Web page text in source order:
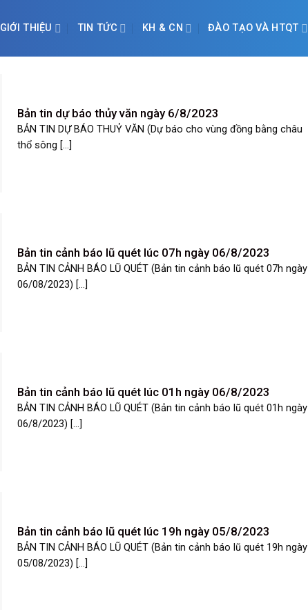
GIỚI THIỆU TIN TỨC KH & CN ĐÀO TẠO VÀ HTQT
Bản tin dự báo thủy văn ngày 6/8/2023
BẢN TIN DỰ BÁO THUỶ VĂN (Dự báo cho vùng đồng bằng châu
thổ sông [...]
Bản tin cảnh báo lũ quét lúc 07h ngày 06/8/2023
BẢN TIN CẢNH BÁO LŨ QUÉT (Bản tin cảnh báo lũ quét 07h ngày
06/08/2023) [...]
Bản tin cảnh báo lũ quét lúc 01h ngày 06/8/2023
BẢN TIN CẢNH BÁO LŨ QUÉT (Bản tin cảnh báo lũ quét 01h ngày
06/8/2023) [...]
Bản tin cảnh báo lũ quét lúc 19h ngày 05/8/2023
BẢN TIN CẢNH BÁO LŨ QUÉT (Bản tin cảnh báo lũ quét 19h ngày
05/08/2023) [...]